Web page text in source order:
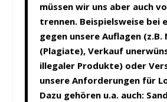
müssen wir uns aber auch
trennen. Beispielsweise bei
gegen unsere Auflagen
(Plagiate), Verkauf
illegaler Produkte) oder
unsere Anforderungen für
Dazu gehören u.a. auch: